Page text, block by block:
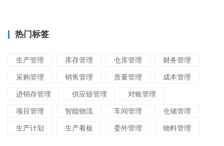
热门标签
生产管理 库存管理 仓库管理 财务管理
采购管理 销售管理 质量管理 成本管理
进销存管理 供应链管理 对账管理
项目管理 智能物流 车间管理 仓储管理
生产计划 生产看板 委外管理 物料管理